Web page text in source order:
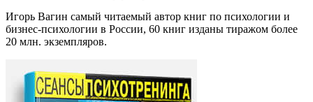
Игорь Вагин самый читаемый автор книг по психологии и
бизнес-психологии в России, 60 книг изданы тиражом более
20 млн. экземпляров.